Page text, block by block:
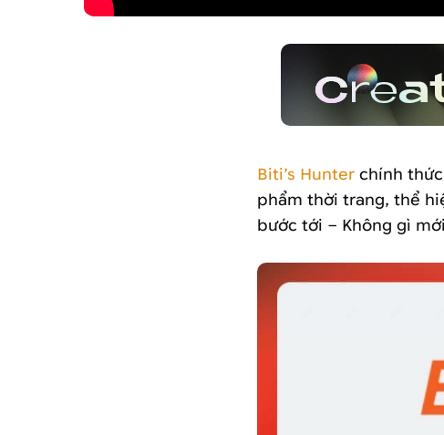
Biti’s Hunter chính
phẩm thời trang, thể
bước tới – Không gì